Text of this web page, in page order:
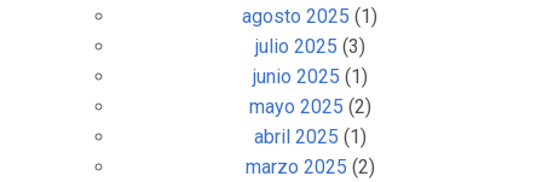
agosto 2025 (1)
julio 2025 (3)
junio 2025 (1)
mayo 2025 (2)
abril 2025 (1)
marzo 2025 (2)